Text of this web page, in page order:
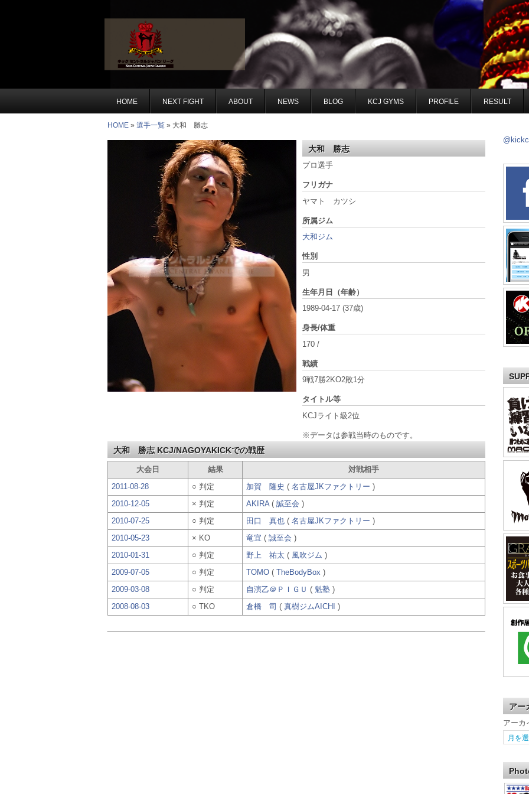
HOME NEXT FIGHT ABOUT NEWS BLOG KCJ GYMS PROFILE RESULT
HOME » 選手一覧 » 大和 勝志
大和 勝志
プロ選手
フリガナ
ヤマト カツシ
所属ジム
大和ジム
性別
男
生年月日（年齢）
1989-04-17 (37歳)
身長/体重
170 /
戦績
9戦7勝2KO2敗1分
タイトル等
KCJライト級2位
※データは参戦当時のものです。
大和 勝志 KCJ/NAGOYAKICKでの戦歴
大会日 結果
対戦相手
2011-08-28
○ 判定 加賀 隆史 ( 名古屋JKファクトリー )
2010-12-05
× 判定 AKIRA ( 誠至会 )
2010-07-25
○ 判定 田口 真也 ( 名古屋JKファクトリー )
2010-05-23
× KO 竜宜 ( 誠至会 )
2010-01-31
○ 判定 野上 祐太 ( 風吹ジム )
2009-07-05
○ 判定 TOMO ( TheBodyBox )
2009-03-08
○ 判定 自演乙＠ＰＩＧＵ ( 魁塾 )
2008-08-03
○ TKO 倉橋 司 ( 真樹ジムAICHI )
アー
アーカ